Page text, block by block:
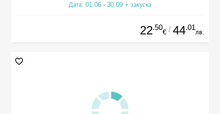
Дата: 01.06 - 30.09 + закуска
22.50
€ / 44.01
лв.